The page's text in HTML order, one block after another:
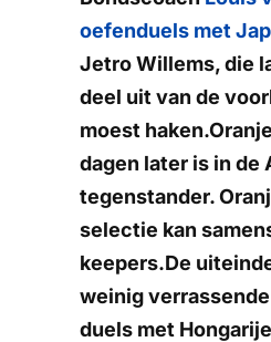
oefenduels met
Jetro Willems, die
deel uit van de
moest
dagen later is in de
tegenstander.
selectie kan
keepers.De
weinig
duels met